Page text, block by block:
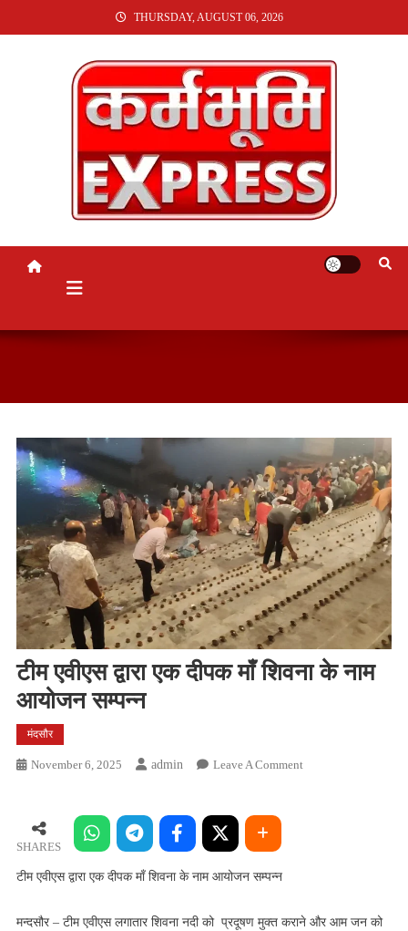
TO
THURSDAY, AUGUST 06, 2026
KARMABHUMI EXPRESS
टीम एवीएस द्वारा एक दीपक माँ शिवना के नाम
आयोजन सम्पन्न
मंदसौर
November 6, 2025 Admin Leave A CommentOn
SHARES
टीम एवीएस द्वारा एक दीपक माँ शिवना के नाम आयोजन सम्पन्न
मन्दसौर – टीम एवीएस लगातार शिवना नदी को प्रदूषण मुक्त कराने और आम जन को